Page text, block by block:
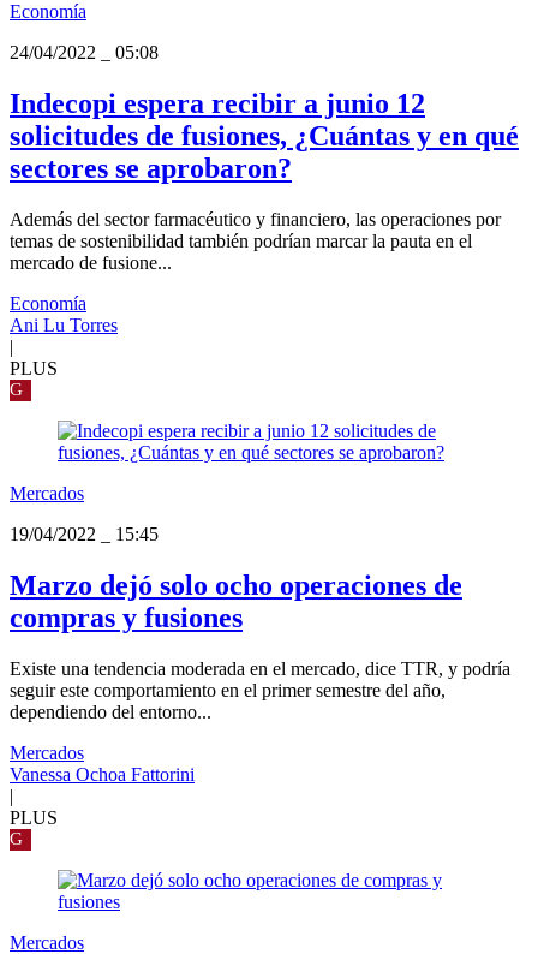
Economía
24/04/2022
05:08
Indecopi espera recibir a junio 12
solicitudes de fusiones, ¿Cuántas y en qué
sectores se aprobaron?
Además del sector farmacéutico y financiero, las operaciones por
temas de sostenibilidad también podrían marcar la pauta en el
mercado de fusione...
Economía
Ani Lu Torres
|
PLUS
G
Mercados
19/04/2022
15:45
Marzo dejó solo ocho operaciones de
compras y fusiones
Existe una tendencia moderada en el mercado, dice TTR, y podría
seguir este comportamiento en el primer semestre del año,
dependiendo del entorno...
Mercados
Vanessa Ochoa Fattorini
|
PLUS
G
Mercados